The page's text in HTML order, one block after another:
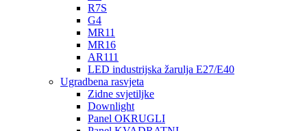
R7S
G4
MR11
MR16
AR111
LED industrijska žarulja E27/E40
Ugradbena rasvjeta
Zidne svjetiljke
Downlight
Panel OKRUGLI